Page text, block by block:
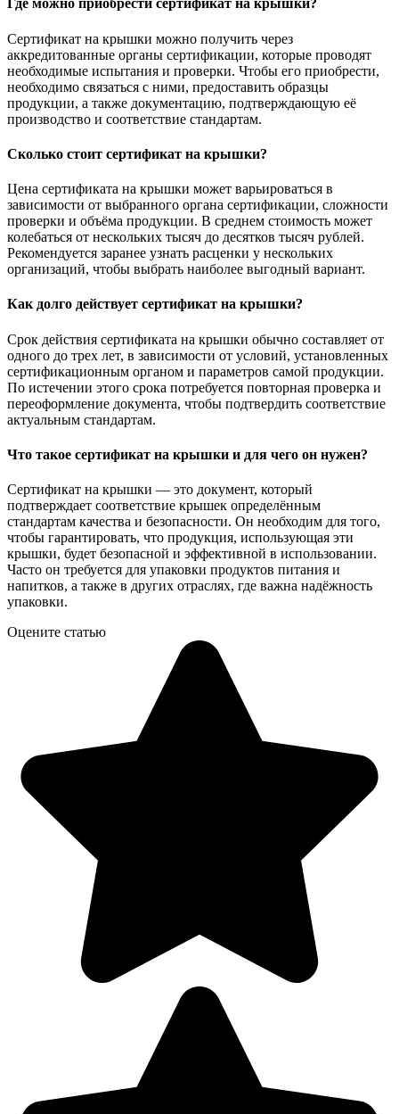
Где можно приобрести сертификат на крышки?
Сертификат на крышки можно получить через
аккредитованные органы сертификации, которые проводят
необходимые испытания и проверки. Чтобы его приобрести,
необходимо связаться с ними, предоставить образцы
продукции, а также документацию, подтверждающую её
производство и соответствие стандартам.
Сколько стоит сертификат на крышки?
Цена сертификата на крышки может варьироваться в
зависимости от выбранного органа сертификации, сложности
проверки и объёма продукции. В среднем стоимость может
колебаться от нескольких тысяч до десятков тысяч рублей.
Рекомендуется заранее узнать расценки у нескольких
организаций, чтобы выбрать наиболее выгодный вариант.
Как долго действует сертификат на крышки?
Срок действия сертификата на крышки обычно составляет от
одного до трех лет, в зависимости от условий, установленных
сертификационным органом и параметров самой продукции.
По истечении этого срока потребуется повторная проверка и
переоформление документа, чтобы подтвердить соответствие
актуальным стандартам.
Что такое сертификат на крышки и для чего он нужен?
Сертификат на крышки — это документ, который
подтверждает соответствие крышек определённым
стандартам качества и безопасности. Он необходим для того,
чтобы гарантировать, что продукция, использующая эти
крышки, будет безопасной и эффективной в использовании.
Часто он требуется для упаковки продуктов питания и
напитков, а также в других отраслях, где важна надёжность
упаковки.
Оцените статью